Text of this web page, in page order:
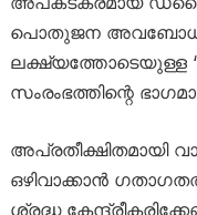
പൊതുജന
ലക്ഷ്യത്തോടെയുള്ള
സംരംഭത്തിന്റെ
അപ്രതീക്ഷിതമായി
ഒഴിവാക്കാൻ
ശ്രദ്ധ